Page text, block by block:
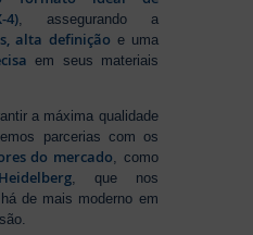
4), assegurando a
alta definição e uma
em seus materiais
a máxima qualidade
parcerias com os
do mercado, como
, que nos
de mais moderno em